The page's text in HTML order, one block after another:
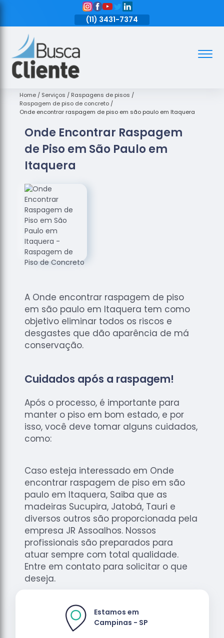
(11) 3431-7374
Assoalhos
de Madeira
Decks de
Empresas
de
de Madeira
Loja de
Assoalhos
Raspagem
de
Raspagem
de Tacos
de Tacos
de
Madeiras
Raspagens
de Pisos
Home Serviços
Raspagens de pisos
Raspagem de piso de concreto
Onde encontrar raspagem de piso em são paulo em Itaquera
Onde Encontrar Raspagem
de Piso em São Paulo em
Itaquera
A Onde encontrar raspagem de piso
em são paulo em Itaquera tem como
objetivo eliminar todos os riscos e
desgastes que dão aparência de má
conservação.
Cuidados após a raspagem!
Após o processo, é importante para
manter o piso em bom estado, e por
isso, você deve tomar alguns cuidados,
como:
Caso esteja interessado em Onde
encontrar raspagem de piso em são
paulo em Itaquera, Saiba que as
madeiras Sucupira, Jatobá, Tauri e
diversos outros são proporcionada pela
empresa JR Assoalhos. Nossos
profissionais são preparados para
atuar sempre com total qualidade.
Entre em contato para solicitar o que
deseja.
Estamos em
Campinas - SP